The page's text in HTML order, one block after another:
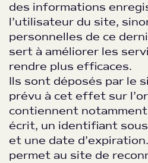
des informations
l’utilisateur du site,
personnelles de ce
sert à améliorer les
rendre plus efficaces.
Ils sont déposés par le
prévu à cet effet sur
contiennent notamment
écrit, un identifiant
et une date
permet au site de